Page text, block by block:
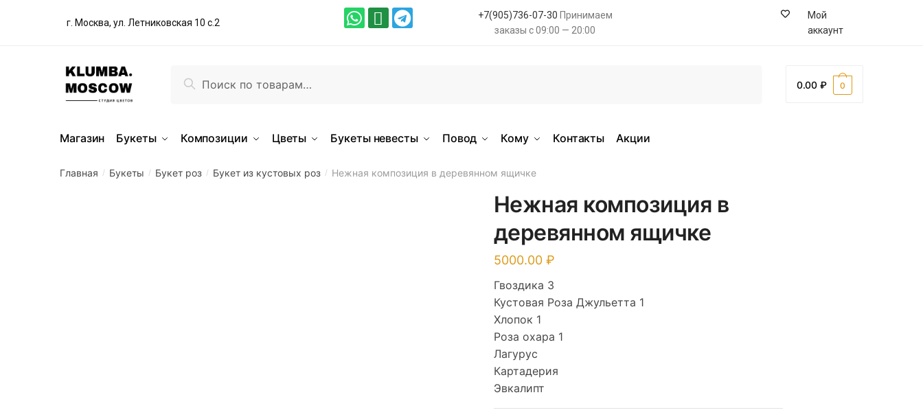
г. Москва, ул. Летниковская 10 с.2
+7(905)736-07-30 Принимаем
заказы с 09:00 — 20:00
Мой
аккаунт
Поиск 0.00 0
Магазин Букеты Композиции Цветы Букеты невесты Повод Кому Контакты Акции
Главная / Букеты / Букет роз / Букет из кустовых роз / Нежная композиция в деревянном ящичке
Нежная композиция в
деревянном ящичке
5000.00
Гвоздика 3
Кустовая Роза Джульетта 1
Хлопок 1
Роза охара 1
Лагурус
Картадерия
Эвкалипт